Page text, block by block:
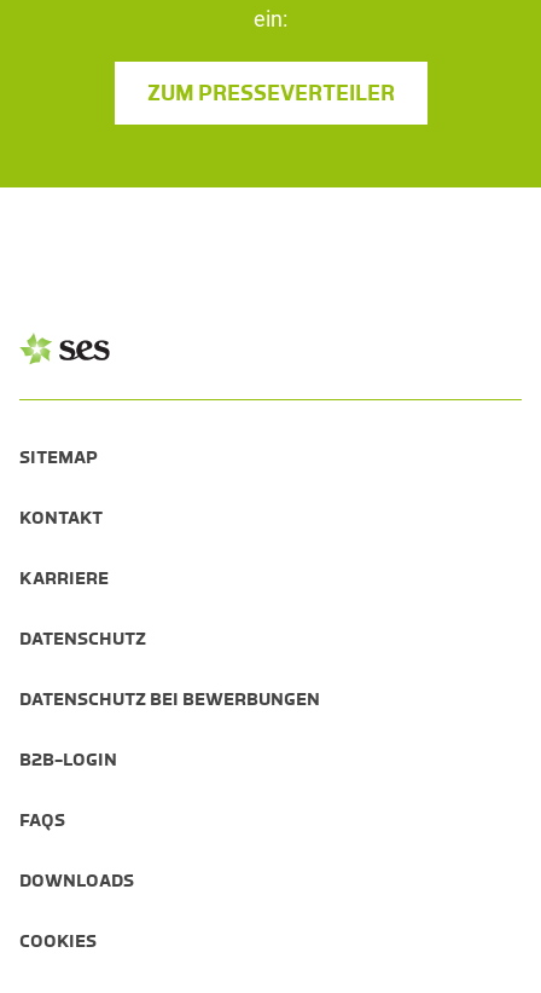
ein:
ZUM PRESSEVERTEILER
SITEMAP
KONTAKT
KARRIERE
DATENSCHUTZ
DATENSCHUTZ BEI BEWERBUNGEN
B2B-LOGIN
FAQS
DOWNLOADS
COOKIES